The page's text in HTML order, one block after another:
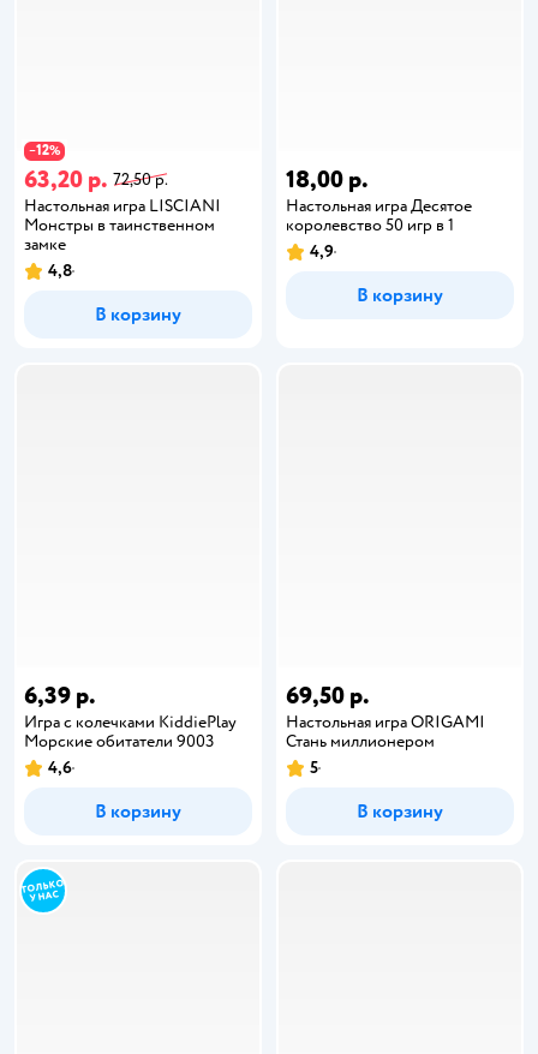
−12%
63,20 р. 72,50 р.
Настольная игра LISCIANI
Монстры в таинственном
замке
4,8
В корзину
18,00 р.
Настольная игра Десятое
королевство 50 игр в 1
4,9
В корзину
6,39 р.
Игра с колечками KiddiePlay
Морские обитатели 9003
4,6
В корзину
69,50 р.
Настольная игра ORIGAMI
Стань миллионером
5
В корзину